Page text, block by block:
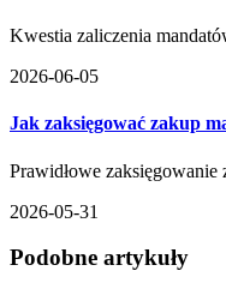
Kwestia zaliczenia
2026-06-05
Jak zaksięgować zakup
Prawidłowe
2026-05-31
Podobne artykuły